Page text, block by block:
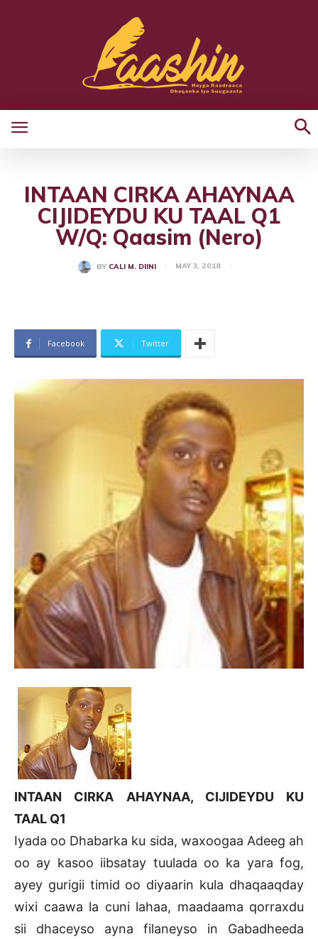
INTAAN CIRKA AHAYNAA
CIJIDEYDU KU TAAL Q1
W/Q: Qaasim (Nero)
BY CALI M. DIINI MAY 3, 2018
Facebook Twitter
INTAAN CIRKA AHAYNAA, CIJIDEYDU KU
TAAL Q1
Iyada oo Dhabarka ku sida, waxoogaa Adeeg ah
oo ay kasoo iibsatay tuulada oo ka yara fog,
ayey gurigii timid oo diyaarin kula dhaqaaqday
wixi caawa la cuni lahaa, maadaama qorraxdu
sii dhaceyso ayna filaneyso in Gabadheeda